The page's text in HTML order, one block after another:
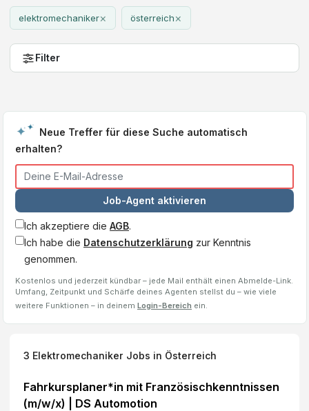
elektromechaniker× österreich×
Filter
Neue Treffer für diese Suche automatisch
erhalten?
Job-Agent aktivieren
Ich akzeptiere die AGB.
Ich habe die Datenschutzerklärung zur Kenntnis
genommen.
Kostenlos und jederzeit kündbar – jede Mail enthält einen Abmelde-Link.
Umfang, Zeitpunkt und Schärfe deines Agenten stellst du – wie viele
weitere Funktionen – in deinem Login-Bereich ein.
3 Elektromechaniker Jobs in Österreich
Fahrkursplaner*in mit Französischkenntnissen
(m/w/x) | DS Automotion